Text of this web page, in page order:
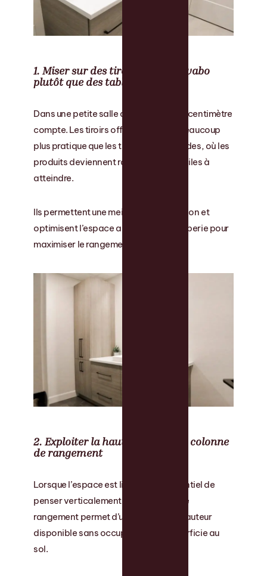
1. Miser sur des tiroirs sous le lavabo
plutôt que des tablettes
Dans une petite salle de bain, chaque centimètre
compte. Les tiroirs offrent un accès beaucoup
plus pratique que les tablettes profondes, où les
produits deviennent rapidement difficiles à
atteindre.
Ils permettent une meilleure organisation et
optimisent l’espace autour de la plomberie pour
maximiser le rangement disponible.
2. Exploiter la hauteur avec une colonne
de rangement
Lorsque l’espace est limité, il est essentiel de
penser verticalement. Une colonne de
rangement permet d’utiliser toute la hauteur
disponible sans occuper plus de superficie au
sol.